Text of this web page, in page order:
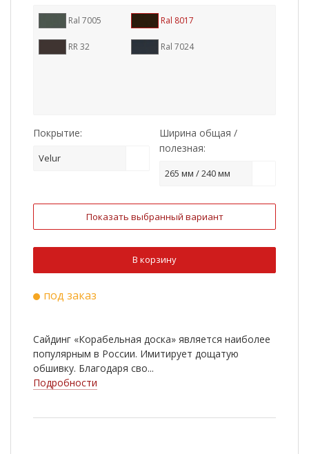
Ral 7005 Ral 8017
RR 32 Ral 7024
Покрытие:
Velur
Ширина общая /
полезная:
265 мм / 240 мм
Показать выбранный вариант
В корзину
под заказ
Сайдинг «Корабельная доска» является наиболее
популярным в России. Имитирует дощатую
обшивку. Благодаря сво...
Подробности